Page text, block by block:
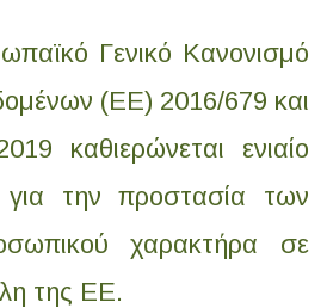
Γενικό Κανονισμό
(ΕΕ) 2016/679 και
καθιερώνεται ενιαίο
για την προστασία των
χαρακτήρα σε
της ΕΕ.